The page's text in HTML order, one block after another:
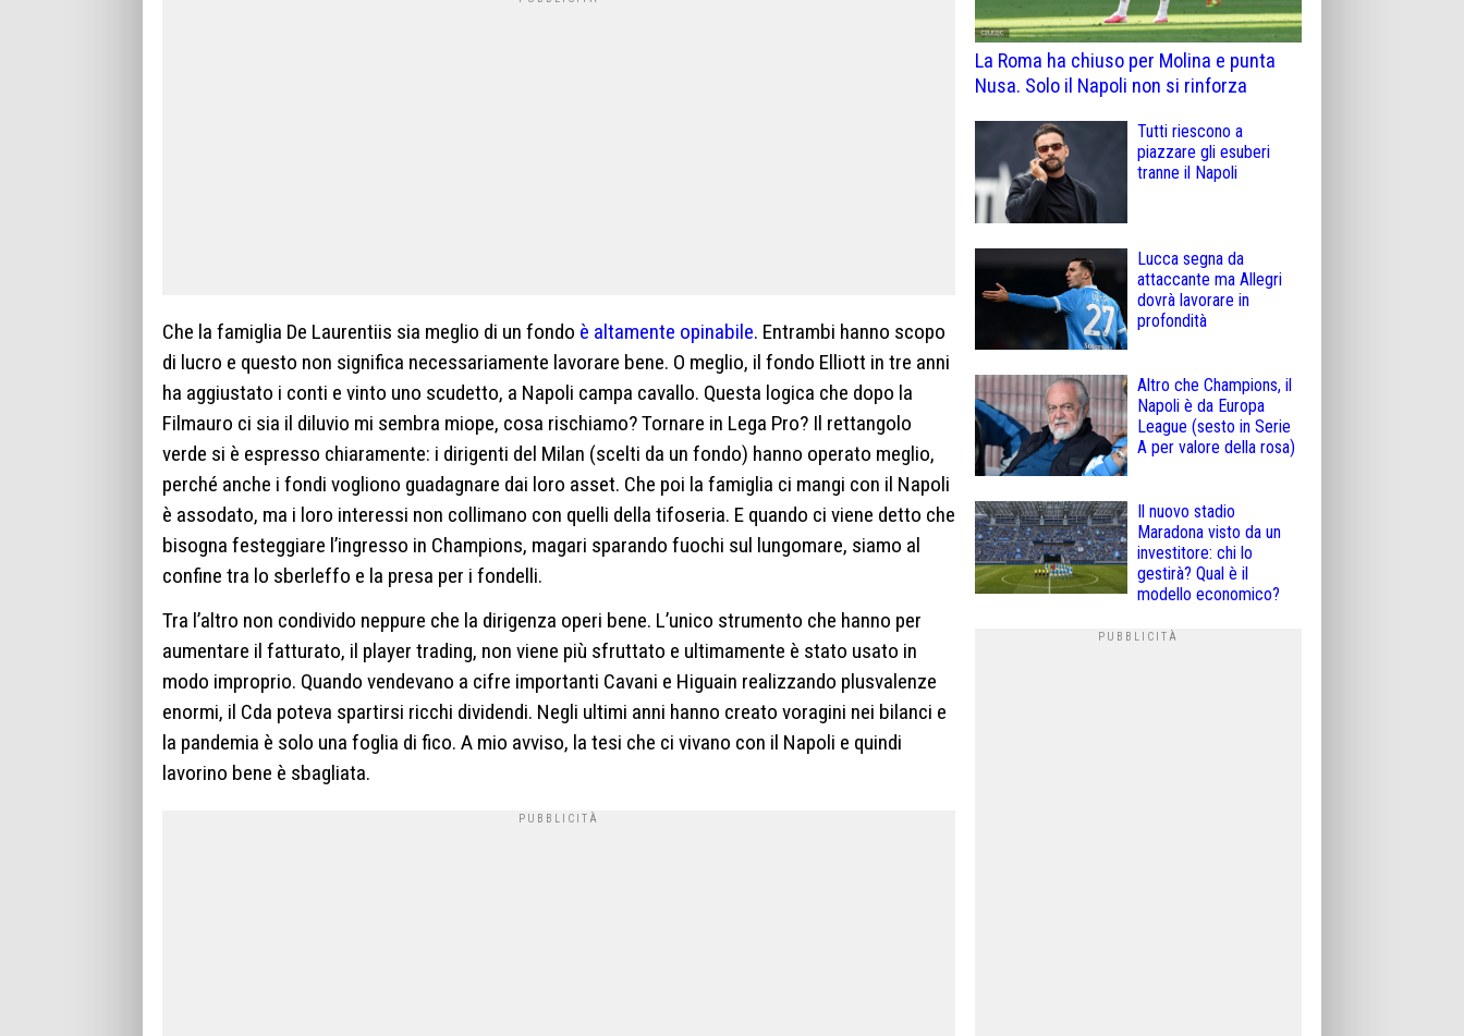
Che la famiglia De Laurentiis sia meglio di un fondo è altamente opinabile. Entrambi hanno scopo
di lucro e questo non significa necessariamente lavorare bene. O meglio, il fondo Elliott in tre anni
ha aggiustato i conti e vinto uno scudetto, a Napoli campa cavallo. Questa logica che dopo la
Filmauro ci sia il diluvio mi sembra miope, cosa rischiamo? Tornare in Lega Pro? Il rettangolo
verde si è espresso chiaramente: i dirigenti del Milan (scelti da un fondo) hanno operato meglio,
perché anche i fondi vogliono guadagnare dai loro asset. Che poi la famiglia ci mangi con il Napoli
è assodato, ma i loro interessi non collimano con quelli della tifoseria. E quando ci viene detto che
bisogna festeggiare l’ingresso in Champions, magari sparando fuochi sul lungomare, siamo al
confine tra lo sberleffo e la presa per i fondelli.
Tra l’altro non condivido neppure che la dirigenza operi bene. L’unico strumento che hanno per
aumentare il fatturato, il player trading, non viene più sfruttato e ultimamente è stato usato in
modo improprio. Quando vendevano a cifre importanti Cavani e Higuain realizzando plusvalenze
enormi, il Cda poteva spartirsi ricchi dividendi. Negli ultimi anni hanno creato voragini nei bilanci e
la pandemia è solo una foglia di fico. A mio avviso, la tesi che ci vivano con il Napoli e quindi
lavorino bene è sbagliata.
La Roma ha chiuso per Molina e punta
Nusa. Solo il Napoli non si rinforza
Tutti riescono a
piazzare gli esuberi
tranne il Napoli
Lucca segna da
attaccante ma Allegri
dovrà lavorare in
profondità
Altro che Champions, il
Napoli è da Europa
League (sesto in Serie
A per valore della rosa)
Il nuovo stadio
Maradona visto da un
investitore: chi lo
gestirà? Qual è il
modello economico?